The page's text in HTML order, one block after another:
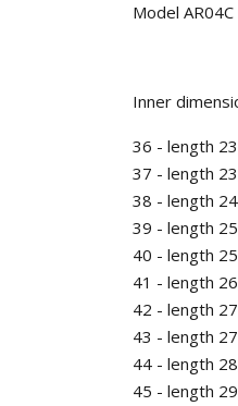
Model
Inner
36 - length
37 - length
38 - length
39 - length
40 - length
41 - length
42 - length
43 - length
44 - length
45 - length